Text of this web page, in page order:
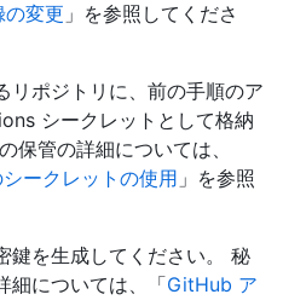
変更 」を参照してくださ
リポジトリに、前の手順のア
シークレットとして格納
保管の詳細については、
ークレットの使用 」を参照
鍵を生成してください。 秘
細については、「GitHub ア